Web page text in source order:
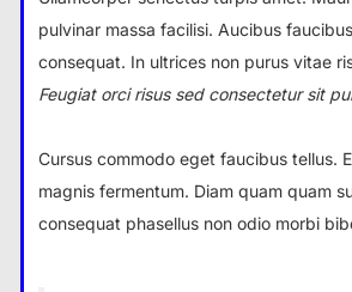
pulvinar massa facilisi. Aucibus
consequat. In ultrices non purus vitae
Feugiat orci risus sed consectetur sit
Cursus commodo eget faucibus tellus.
magnis fermentum. Diam quam quam
consequat phasellus non odio morbi